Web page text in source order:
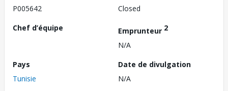
P005642
Closed
Chef d’équipe
Emprunteur 2
N/A
Pays
Tunisie
Date de divulgation
N/A